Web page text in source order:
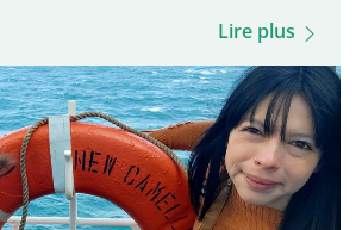
minutes de Kampot, elle se
ville où je me suis arrêté
Cambodge, et elle m'a
surpris. L'ambiance est
encore bien présente, et
Lire plus